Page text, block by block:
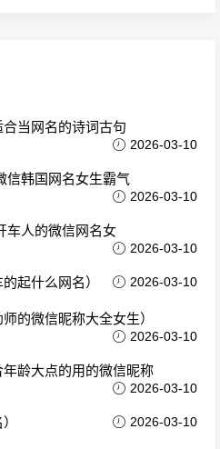
当网名的诗词古句
2026-03-10
信韩国网名女生霸气
2026-03-10
车人的微信网名女
2026-03-10
起什么网名） 2026-03-10
的微信昵称大全女生）
2026-03-10
龄大点的用的微信昵称
2026-03-10
2026-03-10